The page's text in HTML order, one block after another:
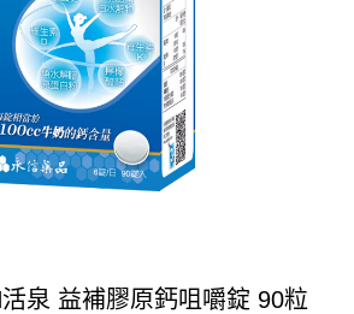
泉 益補膠原鈣咀嚼錠 90粒